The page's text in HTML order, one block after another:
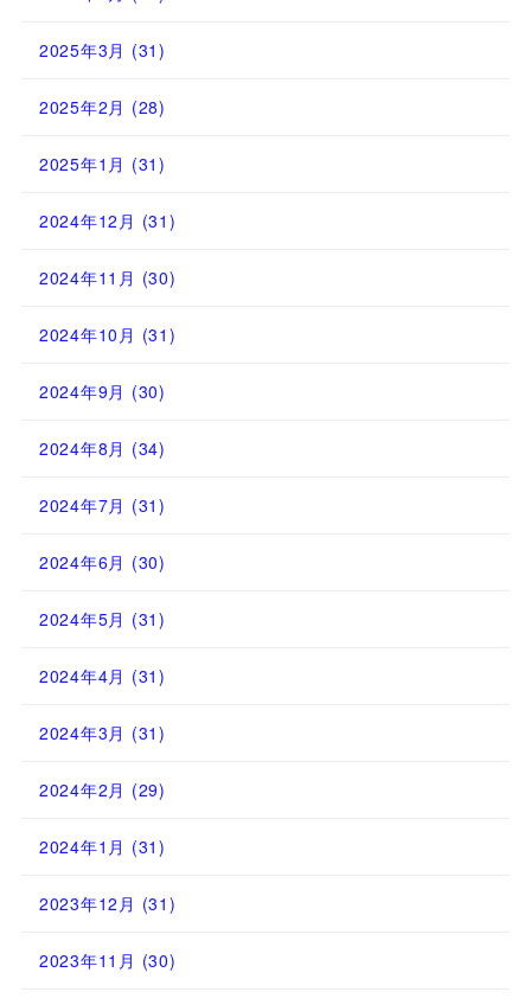
2025年3月 (31)
2025年2月 (28)
2025年1月 (31)
2024年12月 (31)
2024年11月 (30)
2024年10月 (31)
2024年9月 (30)
2024年8月 (34)
2024年7月 (31)
2024年6月 (30)
2024年5月 (31)
2024年4月 (31)
2024年3月 (31)
2024年2月 (29)
2024年1月 (31)
2023年12月 (31)
2023年11月 (30)